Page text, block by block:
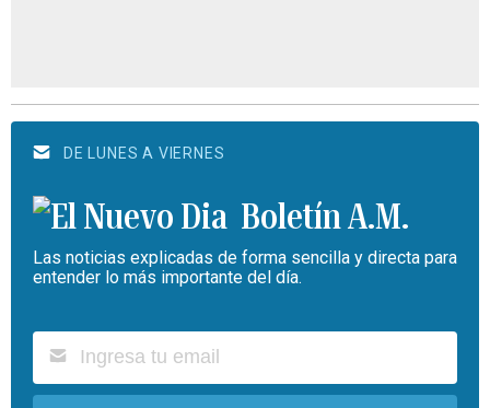
DE LUNES A VIERNES
Boletín A.M.
Las noticias explicadas de forma sencilla y directa para
entender lo más importante del día.